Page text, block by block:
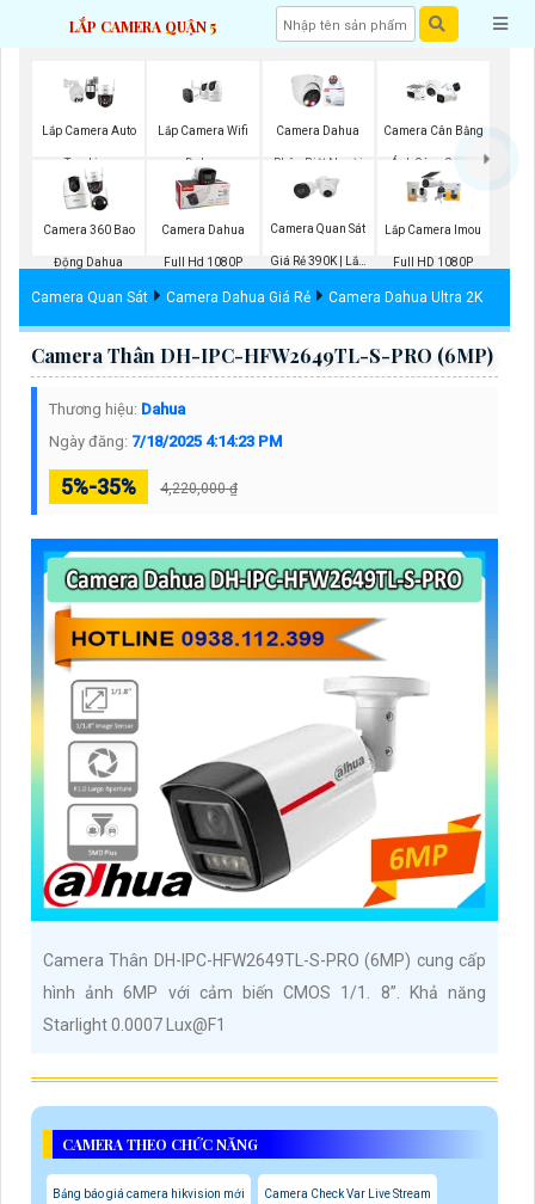
LẮP CAMERA QUẬN 5
Lắp Camera Auto
Tracking
Lắp Camera Wifi
Dahua
Camera Dahua
Phân Biệt Người
Camera Cân Bằng
Ánh Sáng Super
Adapt
Camera 360 Bao
Động Dahua
Camera Dahua
Full Hd 1080P
Camera Quan Sát
Giá Rẻ 390K | Lắp
Đặt Tận Nơi
Lắp Camera Imou
Full HD 1080P
Camera Quan Sát Camera Dahua Giá Rẻ Camera Dahua Ultra 2K
Camera Thân DH-IPC-HFW2649TL-S-PRO (6MP)
Thương hiệu: Dahua
Ngày đăng: 7/18/2025 4:14:23 PM
5%-35% 4,220,000 ₫
Camera Thân DH-IPC-HFW2649TL-S-PRO (6MP) cung cấp
hình ảnh 6MP với cảm biến CMOS 1/1. 8”. Khả năng
Starlight 0.0007 Lux@F1
CAMERA THEO CHỨC NĂNG
Bảng báo giá camera hikvision mới Camera Check Var Live Stream